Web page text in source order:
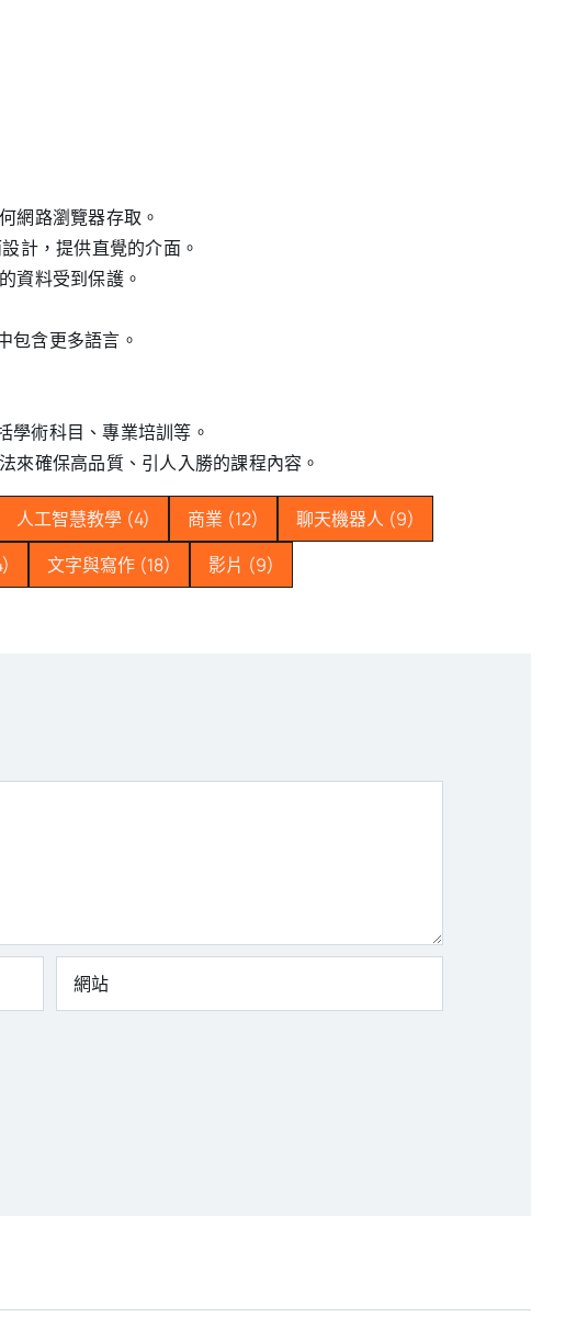
網路瀏覽器存取。
計，提供直覺的介面。
資料受到保護。
包含更多語言。
術科目、專業培訓等。
來確保高品質、引人入勝的課程內容。
人工智慧教學 (4) 商業 (12) 聊天機器人 (9)
文字與寫作 (18) 影片 (9)